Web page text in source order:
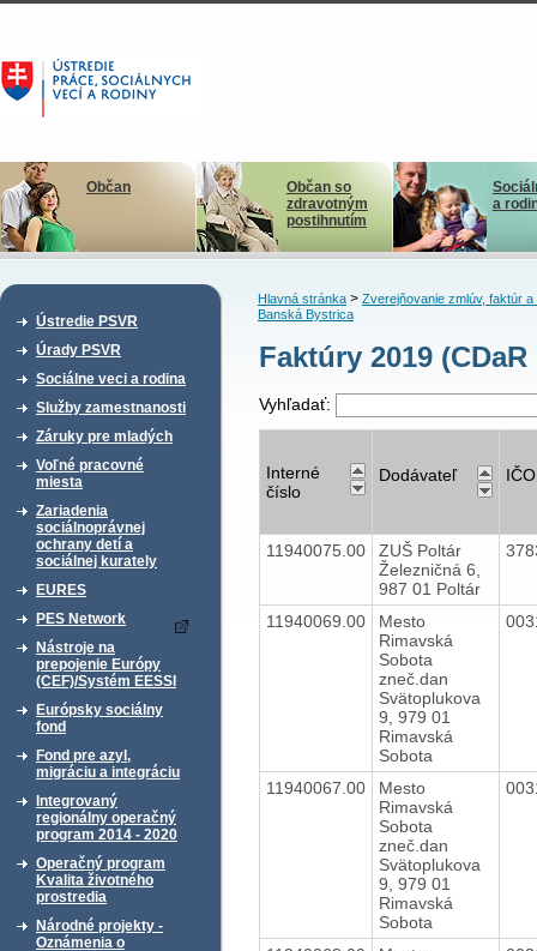
Občan
Občan so
zdravotným
postihnutím
a
Ústredie PSVR
Úrady PSVR
Sociálne veci a rodina
Služby zamestnanosti
Záruky pre mladých
Voľné pracovné
miesta
Zariadenia
sociálnoprávnej
ochrany detí a
sociálnej kurately
EURES
PES Network
Nástroje na
prepojenie Európy
(CEF)/Systém EESSI
Európsky sociálny
fond
Fond pre azyl,
migráciu a integráciu
Integrovaný
regionálny operačný
program 2014 - 2020
Operačný program
Kvalita životného
prostredia
Národné projekty -
Oznámenia o
Hlavná stránka> Zverejňovanie zmlúv, faktúr a
Banská Bystrica
Faktúry 2019
Vyhľadať:
Interné
číslo
Dodávateľ IČO
11940075.00
ZUŠ Poltár
Železničná 6,
987 01 Poltár
11940069.00
Mesto
Rimavská
Sobota
zneč.dan
Svätoplukova
9, 979 01
Rimavská
Sobota
11940067.00
Mesto
Rimavská
Sobota
zneč.dan
Svätoplukova
9, 979 01
Rimavská
Sobota